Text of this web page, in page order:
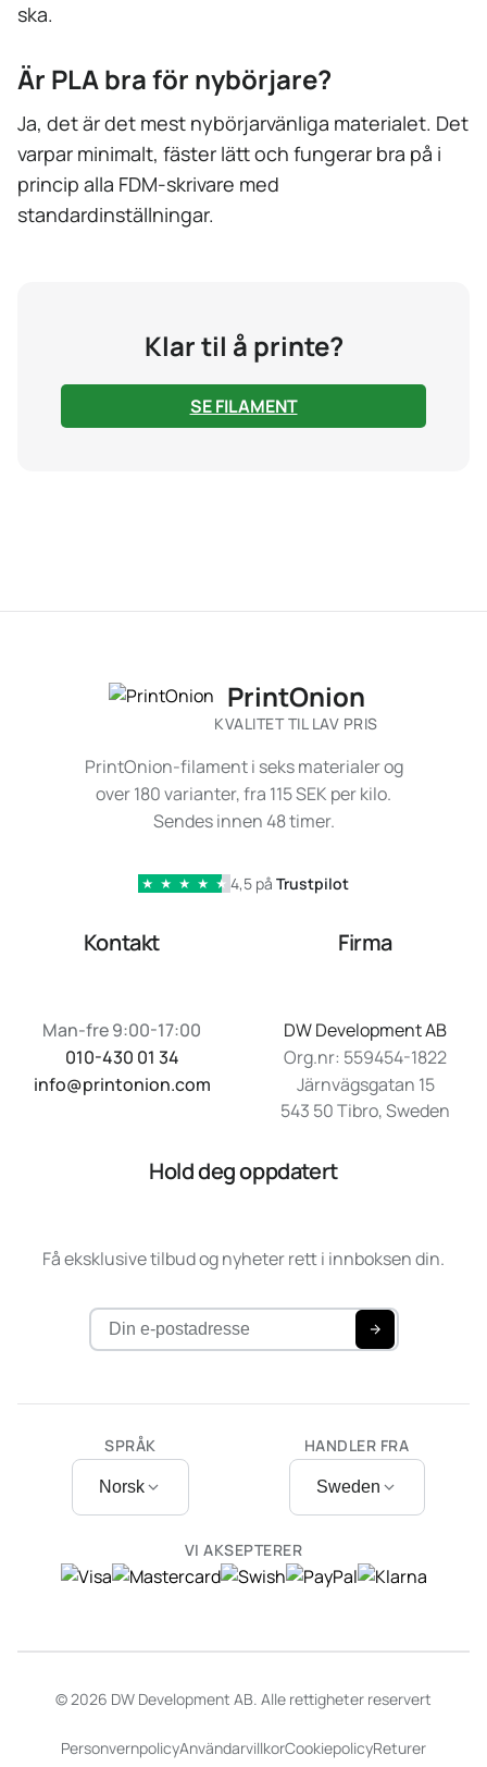
ska.
Är PLA bra för nybörjare?
Ja, det är det mest nybörjarvänliga materialet. Det
varpar minimalt, fäster lätt och fungerar bra på i
princip alla FDM-skrivare med
standardinställningar.
Klar til å printe?
SE FILAMENT
PrintOnion
KVALITET TIL LAV PRIS
PrintOnion-filament i seks materialer og
over 180 varianter, fra 115 SEK per kilo.
Sendes innen 48 timer.
★ ★ ★ ★ ★ 4,5 på Trustpilot
Kontakt
Man-fre 9:00-17:00
010-430 01 34
info@printonion.com
Firma
DW Development AB
Org.nr: 559454-1822
Järnvägsgatan 15
543 50 Tibro, Sweden
Hold deg oppdatert
Få eksklusive tilbud og nyheter rett i innboksen din.
SPRÅK
Norsk
VI AKSEPTERER
HANDLER FRA
Sweden
© 2026 DW Development AB. Alle rettigheter reservert
PersonvernpolicyAnvändarvillkorCookiepolicyReturer